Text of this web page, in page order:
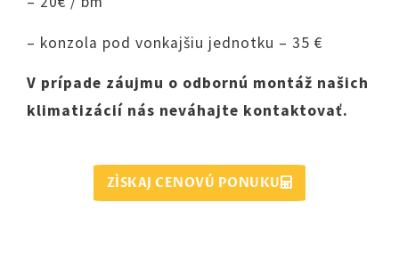
– konzola pod vonkajšiu jednotku – 35 €
V prípade záujmu o odbornú montáž našich
klimatizácií nás neváhajte kontaktovať.
ZÍSKAJ CENOVÚ PONUKU